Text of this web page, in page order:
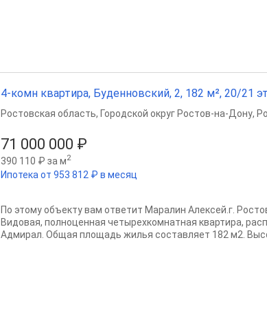
4-комн квартира, Буденновский, 2, 182 м², 20/21
71 000 000 ₽
390 110 ₽ за м2
Ипотека от 953 812 ₽ в месяц
Ростовская область, Городской округ Ростов-на-Дону,
По этому объекту вам ответит Маралин Алексей.г.
Видовая, полноценная четырехкомнатная квартира,
Адмирал. Общая площадь жилья составляет 182 м2.